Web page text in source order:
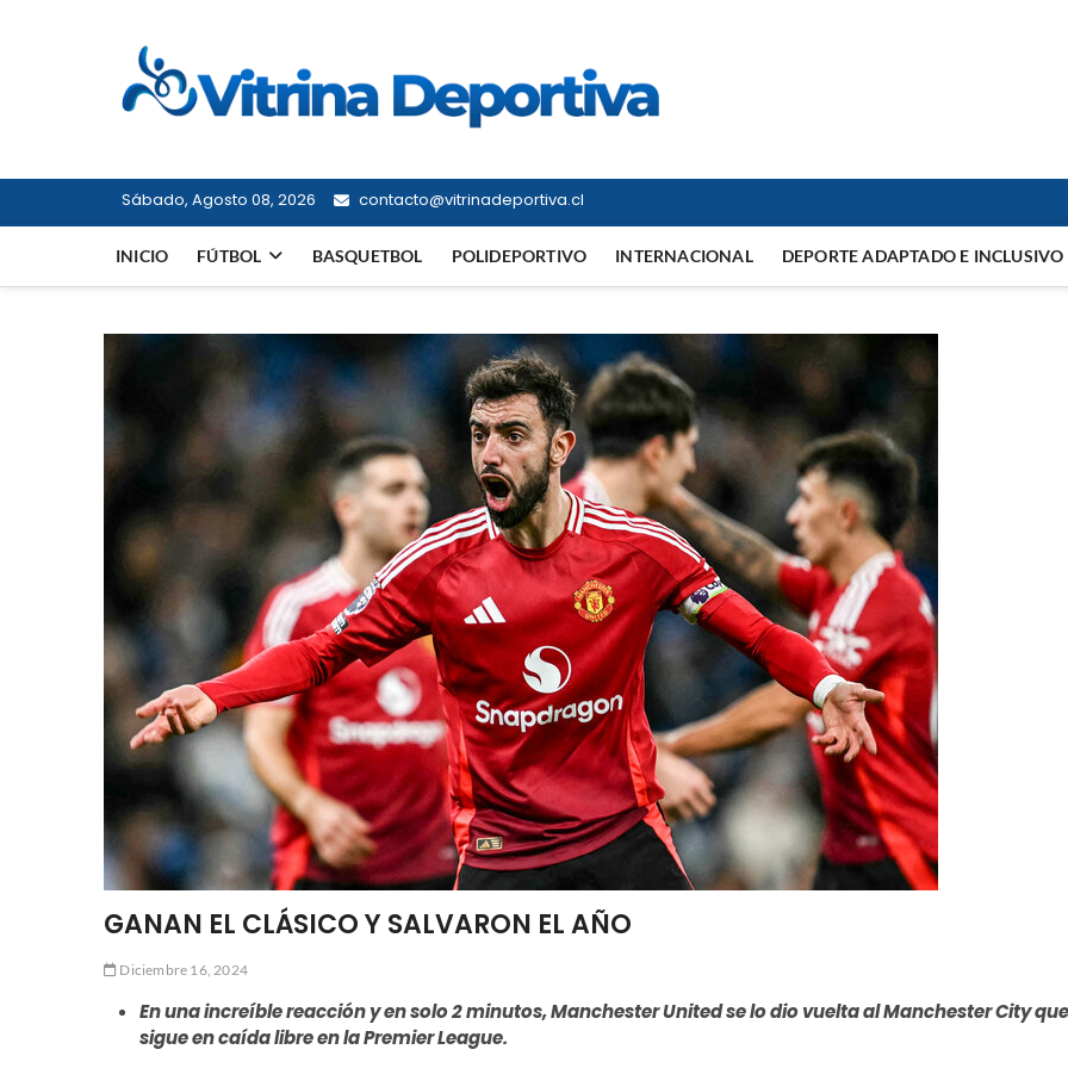
Sábado, Agosto 08, 2026 contacto@vitrinadeportiva.cl
INICIO FÚTBOL BASQUETBOL POLIDEPORTIVO INTERNACIONAL DEPORTE ADAPTADO E INCLUSIVO
GANAN EL CLÁSICO Y SALVARON EL AÑO
Diciembre 16, 2024
En una increíble reacción y en solo 2 minutos, Manchester United se lo dio vuelta al Manchester City que
sigue en caída libre en la Premier League.